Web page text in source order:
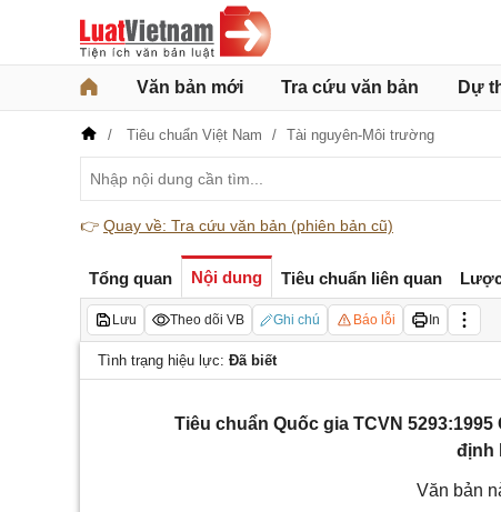
Văn bản mới Tra cứu văn bản Dự
Tiêu chuẩn Việt Nam Tài nguyên-Môi trường
👉 Quay về: Tra cứu văn bản (phiên bản cũ)
Tổng quan Nội dung Tiêu chuẩn liên quan
Lưu Theo dõi VB Ghi chú Báo lỗi In
Tình trạng hiệu lực: Đã biết
Tiêu chuẩn Quốc gia TCVN
định
Văn bản